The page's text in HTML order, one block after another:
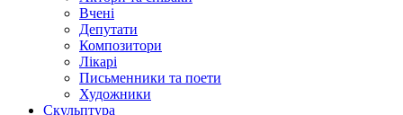
Вчені
Депутати
Композитори
Лікарі
Письменники та поети
Художники
Скульптура